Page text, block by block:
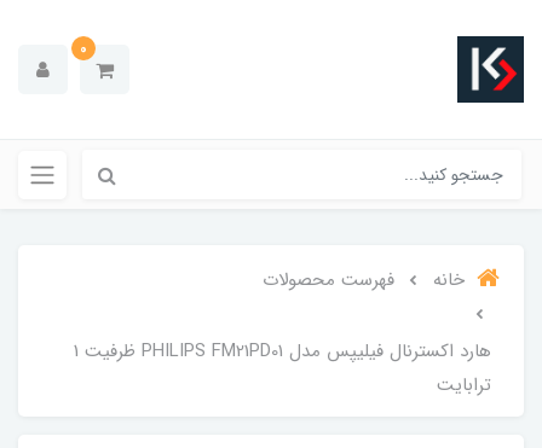
0
خانه فهرست محصولات
هارد اکسترنال فیلیپس مدل PHILIPS FM21PD01 ظرفیت 1
ترابایت